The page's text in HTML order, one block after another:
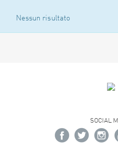
Nessun risultato
SOCIAL